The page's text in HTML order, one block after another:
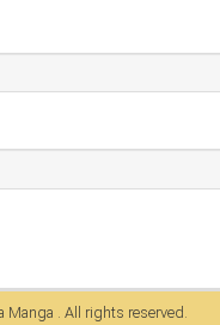
Manga . All rights reserved.